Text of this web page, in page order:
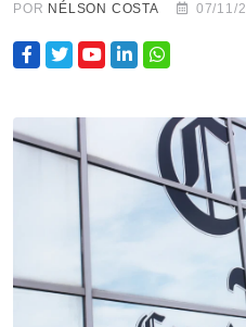
POR NÉLSON COSTA 07/11/